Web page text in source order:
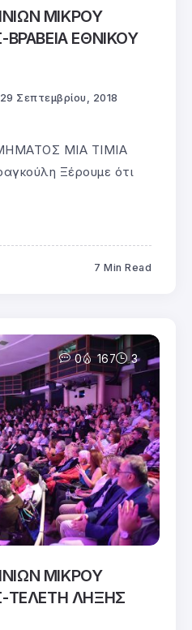
ΜΙΚΡΟΥ
ΕΘΝΙΚΟΥ
29 Σεπτεμβρίου, 2018
ΜΙΑ ΤΙΜΙΑ
Ξέρουμε ότι
7 Min Read
0 167 3
ΜΙΚΡΟΥ
ΛΗΞΗΣ